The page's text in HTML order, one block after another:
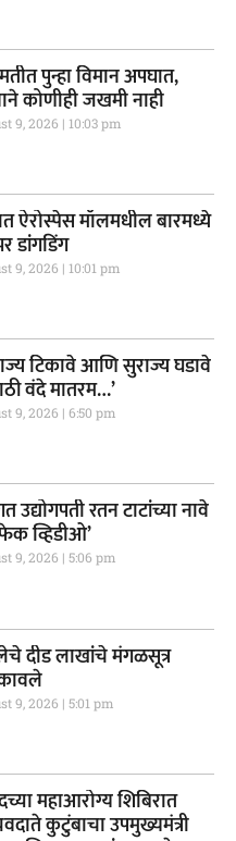
पुन्हा विमान अपघात,
कोणीही जखमी नाही
9, 2026 10:03 pm
ऐरोस्पेस मॉलमधील बारमध्ये
डांगडिंग
9, 2026 10:01 pm
टिकावे आणि सुराज्य घडावे
वंदे मातरम…’
9, 2026 6:50 pm
उद्योगपती रतन टाटांच्या नावे
व्हिडीओ’
9, 2026 5:06 pm
दीड लाखांचे मंगळसूत्र
9, 2026 5:01 pm
महाआरोग्य शिबिरात
कुटुंबाचा उपमुख्यमंत्री